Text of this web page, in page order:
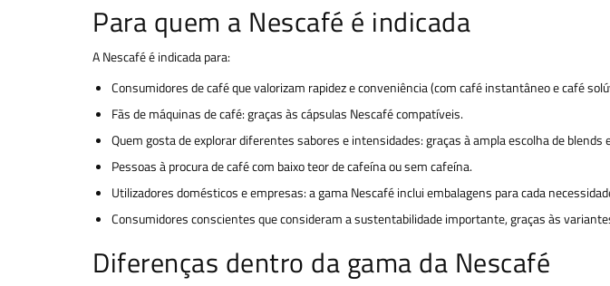
Para quem a Nescafé é indicada
A Nescafé é indicada para:
Consumidores de café que valorizam rapidez e conveniência (com café instantâneo e café
Fãs de máquinas de café: graças às cápsulas Nescafé compatíveis.
Quem gosta de explorar diferentes sabores e intensidades: graças à ampla escolha de blends
Pessoas à procura de café com baixo teor de cafeína ou sem cafeína.
Utilizadores domésticos e empresas: a gama Nescafé inclui embalagens para cada
Consumidores conscientes que consideram a sustentabilidade importante, graças às
Diferenças dentro da gama da Nescafé